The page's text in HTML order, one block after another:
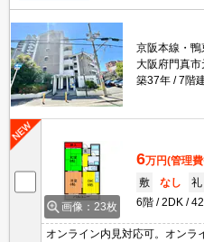
京阪本線・
大阪府門真市
築37年
7階
画像：23枚
6万円(管理
敷
なし 礼
6階
2DK
オンライン内見対応可。オンラ